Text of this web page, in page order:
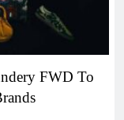
FWD To